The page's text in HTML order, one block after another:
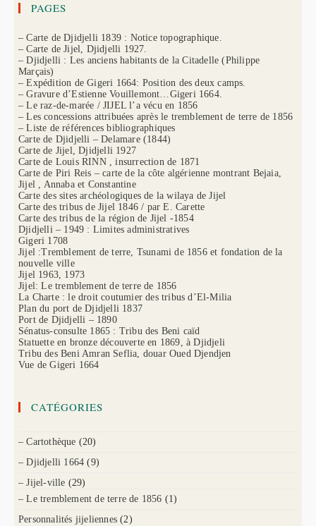
PAGES
– Carte de Djidjelli 1839 : Notice topographique.
– Carte de Jijel, Djidjelli 1927.
– Djidjelli : Les anciens habitants de la Citadelle (Philippe
Marçais)
– Expédition de Gigeri 1664: Position des deux camps.
– Gravure d’Estienne Vouillemont…Gigeri 1664.
– Le raz-de-marée / JIJEL l’a vécu en 1856
– Les concessions attribuées après le tremblement de terre de 1856
– Liste de références bibliographiques
Carte de Djidjelli – Delamare (1844)
Carte de Jijel, Djidjelli 1927
Carte de Louis RINN , insurrection de 1871
Carte de Piri Reis – carte de la côte algérienne montrant Bejaia,
Jijel , Annaba et Constantine
Carte des sites archéologiques de la wilaya de Jijel
Carte des tribus de Jijel 1846 / par E. Carette
Carte des tribus de la région de Jijel -1854
Djidjelli – 1949 : Limites administratives
Gigeri 1708
Jijel :Tremblement de terre, Tsunami de 1856 et fondation de la
nouvelle ville
Jijel 1963, 1973
Jijel: Le tremblement de terre de 1856
La Charte : le droit coutumier des tribus d’El-Milia
Plan du port de Djidjelli 1837
Port de Djidjelli – 1890
Sénatus-consulte 1865 : Tribu des Beni caïd
Statuette en bronze découverte en 1869, à Djidjeli
Tribu des Beni Amran Seflia, douar Oued Djendjen
Vue de Gigeri 1664
CATÉGORIES
– Cartothèque (20)
– Djidjelli 1664 (9)
– Jijel-ville (29)
– Le tremblement de terre de 1856 (1)
Personnalités jijeliennes (2)